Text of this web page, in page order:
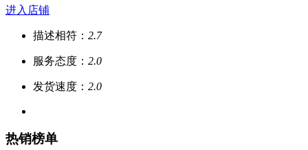
进入店铺
描述相符： 2.7
服务态度： 2.0
发货速度： 2.0
热销榜单